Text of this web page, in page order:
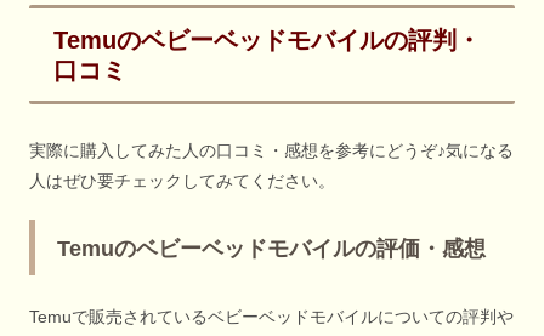
Temuのベビーベッドモバイルの評判・
口コミ
実際に購入してみた人の口コミ・感想を参考にどうぞ♪気になる
人はぜひ要チェックしてみてください。
Temuのベビーベッドモバイルの評価・感想
Temuで販売されているベビーベッドモバイルについての評判や